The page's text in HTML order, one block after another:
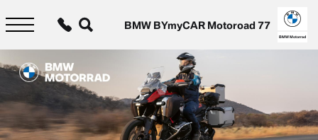
contenu
BMW BYmyCAR Motoroad 77
BMW Motorrad